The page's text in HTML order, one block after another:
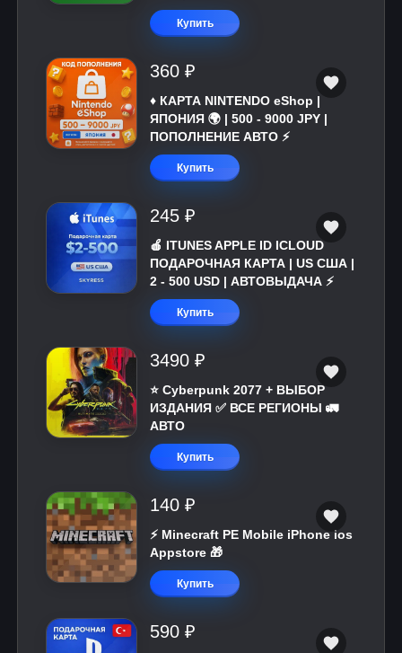
Купить
360 ₽
♦️ КАРТА NINTENDO eShop |
ЯПОНИЯ 🌍 | 500 - 9000 JPY |
ПОПОЛНЕНИЕ АВТО ⚡
Купить
245 ₽
🍎 ITUNES APPLE ID ICLOUD
ПОДАРОЧНАЯ КАРТА | US США |
2 - 500 USD | АВТОВЫДАЧА ⚡️
Купить
3490 ₽
⭐ Cyberpunk 2077 + ВЫБОР
ИЗДАНИЯ ✅ ВСЕ РЕГИОНЫ 🚛
АВТО
Купить
140 ₽
⚡️ Minecraft PE Mobile iPhone ios
Appstore 🎁
Купить
590 ₽